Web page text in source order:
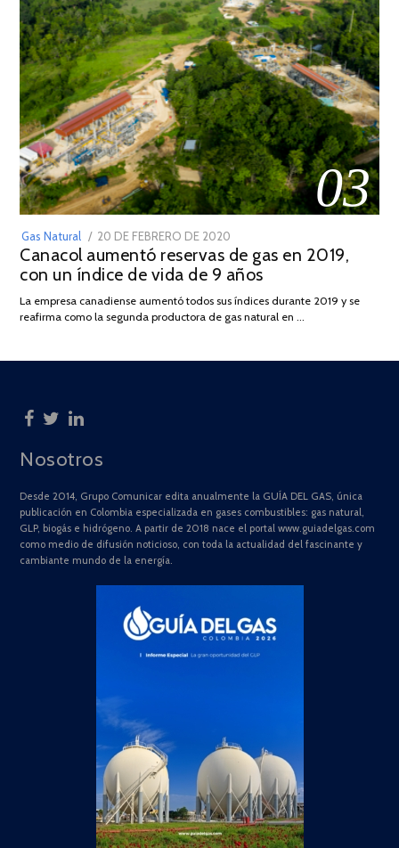
03
Gas Natural
POSTED
ON
20 DE FEBRERO DE 2020
DE
JULIO
2025
Canacol aumentó reservas de gas en 2019,
con un índice de vida de 9 años
La empresa canadiense aumentó todos sus índices durante 2019 y se
reafirma como la segunda productora de gas natural en …
Nosotros
Desde 2014, Grupo Comunicar edita anualmente la GUÍA DEL GAS, única
publicación en Colombia especializada en gases combustibles: gas natural,
GLP, biogás e hidrógeno. A partir de 2018 nace el portal www.guiadelgas.com
como medio de difusión noticioso, con toda la actualidad del fascinante y
cambiante mundo de la energía.